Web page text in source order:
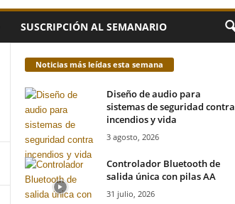
SUSCRIPCIÓN AL SEMANARIO
Noticias más leídas esta semana
Diseño de audio para
sistemas de seguridad contra
incendios y vida
3 agosto, 2026
Controlador Bluetooth de
salida única con pilas AA
31 julio, 2026